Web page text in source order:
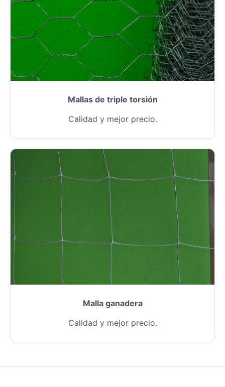
Mallas de triple torsión
Calidad y mejor precio.
Malla ganadera
Calidad y mejor precio.